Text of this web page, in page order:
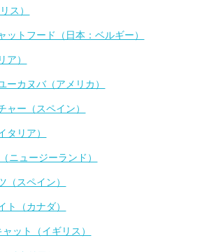
ス）
ットフード（日本：ベルギー）
ア）
ーカヌバ（アメリカ）
ャー（スペイン）
タリア）
ニュージーランド）
（スペイン）
ト（カナダ）
ット（イギリス）